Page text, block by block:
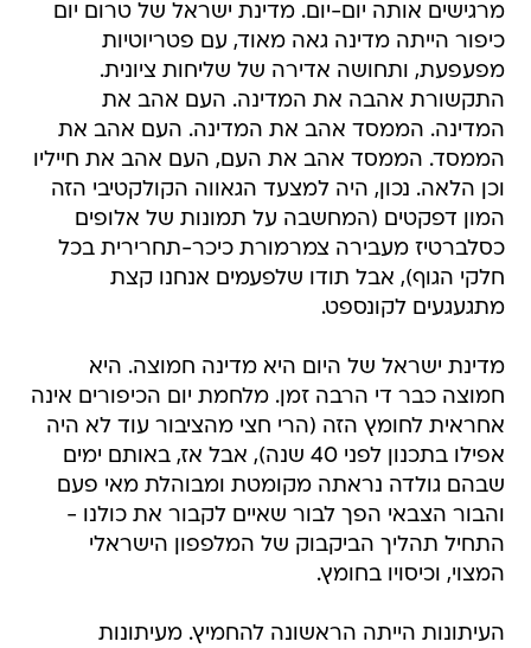
מרגישים אותה יום-יום. מדינת ישראל של טרום יום
כיפור הייתה מדינה גאה מאוד, עם פטריוטיות
מפעפעת, ותחושה אדירה של שליחות ציונית.
התקשורת אהבה את המדינה. העם אהב את
המדינה. הממסד אהב את המדינה. העם אהב את
הממסד. הממסד אהב את העם, העם אהב את חייליו
וכן הלאה. נכון, היה למצעד הגאווה הקולקטיבי הזה
המון דפקטים (המחשבה על תמונות של אלופים
כסלברטיז מעבירה צמרמורת כיכר-תחרירית בכל
חלקי הגוף), אבל תודו שלפעמים אנחנו קצת
מתגעגעים לקונספט.
מדינת ישראל של היום היא מדינה חמוצה. היא
חמוצה כבר די הרבה זמן. מלחמת יום הכיפורים אינה
אחראית לחומץ הזה (הרי חצי מהציבור עוד לא היה
אפילו בתכנון לפני 40 שנה), אבל אז, באותם ימים
שבהם גולדה נראתה מקומטת ומבוהלת מאי פעם
והבור הצבאי הפך לבור שאיים לקבור את כולנו -
התחיל תהליך הביקבוק של המלפפון הישראלי
המצוי, וכיסויו בחומץ.
העיתונות הייתה הראשונה להחמיץ. מעיתונות